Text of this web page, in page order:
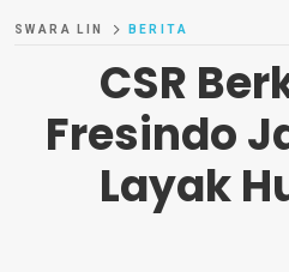
SWARA LIN BERITA
CSR
Fresindo
Layak